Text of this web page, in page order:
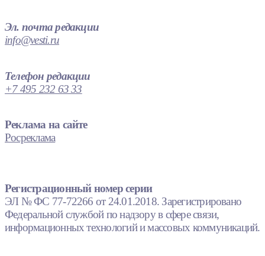
Эл. почта редакции
info@vesti.ru
Телефон редакции
+7 495 232 63 33
Реклама на сайте
Росреклама
Регистрационный номер серии
ЭЛ № ФС 77-72266 от 24.01.2018. Зарегистрировано
Федеральной службой по надзору в сфере связи,
информационных технологий и массовых коммуникаций.